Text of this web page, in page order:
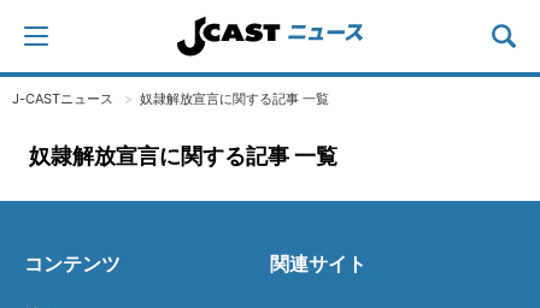
J-CASTニュース 奴隷解放宣言に関する記事 一覧
奴隷解放宣言に関する記事 一覧
コンテンツ 関連サイト